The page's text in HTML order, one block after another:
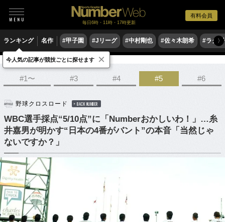
有料会員
毎日6時・11時・17時更新
ランキング 名作 #甲子園 #Jリーグ #中村剛也 #佐々木朗希 #ラグ〉
野球 プロ野球 侍ジャパン
#1〜 #3 #4 #5 #6
野球クロスロード BACK NUMBER
WBC選手採点“5/10点”に「Numberおかしいわ！」…糸
井嘉男が明かす“日本の4番がバント”の本音「当然じゃ
ないですか？」
今人気の記事が競技ごとに探せます ×